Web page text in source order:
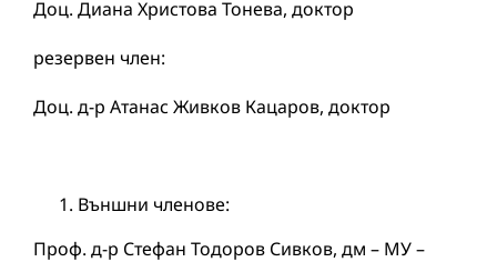
Доц. Диана Христова Тонева, доктор
резервен член:
Доц. д-р Атанас Живков Кацаров, доктор
Външни членове:
Проф. д-р Стефан Тодоров Сивков, дм – МУ –